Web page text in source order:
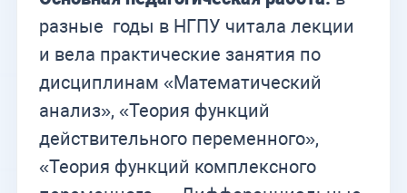
разные годы в НГПУ читала лекции
и вела практические занятия по
дисциплинам «Математический
анализ», «Теория функций
действительного переменного»,
«Теория функций комплексного